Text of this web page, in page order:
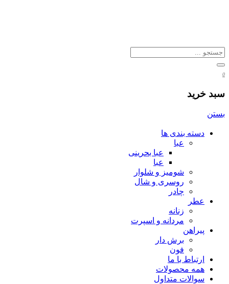
0
سبد خرید
بستن
دسته بندی ها
عبا
عبا بحرینی
عبا
شومیز و شلوار
روسری و شال
چادر
عطر
زنانه
مردانه و اسپرت
پیراهن
برش دار
فون
ارتباط با ما
همه محصولات
سوالات متداول